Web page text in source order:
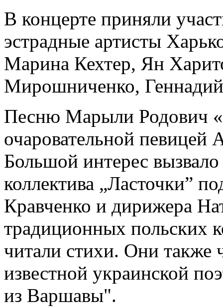
В концерте приняли
эстрадные артисты
Марина Кехтер, Ян
Мирошниченко,
Песню Марыли Родович
очаровательной певицей
Большой интерес
коллектива „Ласточки”
Кравченко и дирижера
традиционных польских
читали стихи. Они также
известной украинской
из Варшавы".